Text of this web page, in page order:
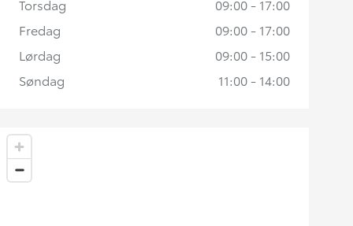
Torsdag
09:00 - 17:00
Fredag
09:00 - 17:00
Lørdag
09:00 - 15:00
Søndag
11:00 - 14:00